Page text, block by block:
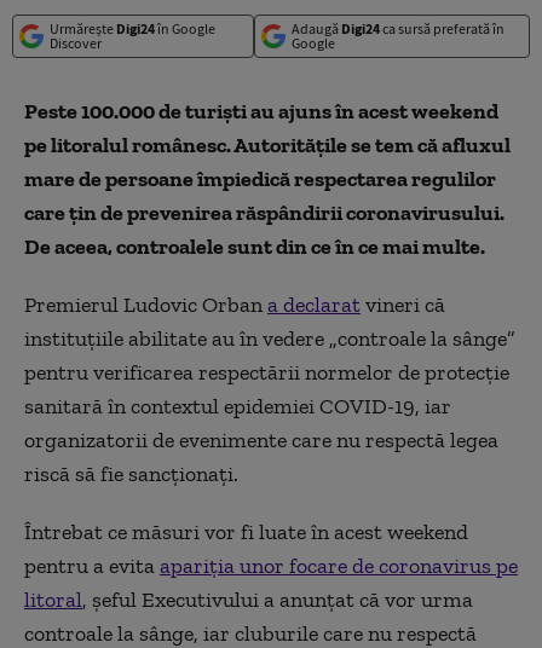
Urmărește Digi24în Google
Discover
Adaugă Digi24ca sursă preferată în
Google
Peste 100.000 de turiști au ajuns în acest weekend
pe litoralul românesc. Autoritățile se tem că afluxul
mare de persoane împiedică respectarea regulilor
care țin de prevenirea răspândirii coronavirusului.
De aceea, controalele sunt din ce în ce mai multe.
Premierul Ludovic Orbana declaratvineri că
instituţiile abilitate au în vedere „controale la sânge”
pentru verificarea respectării normelor de protecţie
sanitară în contextul epidemiei COVID-19, iar
organizatorii de evenimente care nu respectă legea
riscă să fie sancționați.
Întrebat ce măsuri vor fi luate în acest weekend
pentru a evitaapariţia unor focare de coronavirus pe
litoral, șeful Executivului a anunțat că vor urma
controale la sânge, iar cluburile care nu respectă